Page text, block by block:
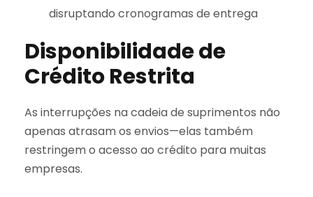
disruptando cronogramas de entrega
Disponibilidade de
Crédito Restrita
As interrupções na cadeia de suprimentos não
apenas atrasam os envios—elas também
restringem o acesso ao crédito para muitas
empresas.